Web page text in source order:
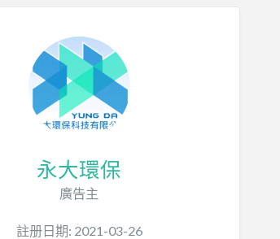
永大環保
廣告主
註册日期: 2021-03-26